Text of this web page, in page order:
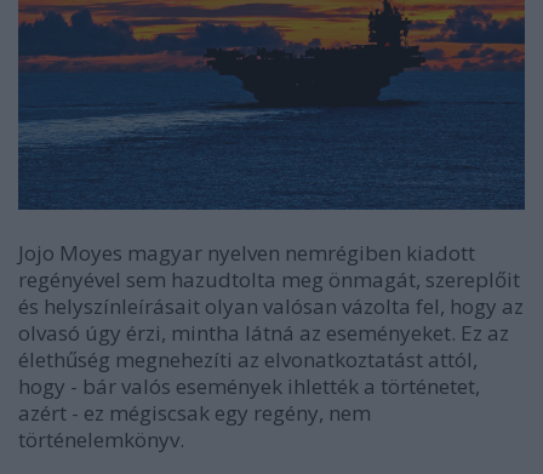
Jojo Moyes magyar nyelven nemrégiben kiadott
regényével sem hazudtolta meg önmagát, szereplőit
és helyszínleírásait olyan valósan vázolta fel, hogy az
olvasó úgy érzi, mintha látná az eseményeket. Ez az
élethűség megnehezíti az elvonatkoztatást attól,
hogy - bár valós események ihlették a történetet,
azért - ez mégiscsak egy regény, nem
történelemkönyv.